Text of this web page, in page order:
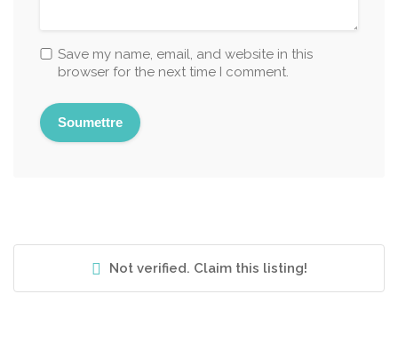
Save my name, email, and website in this
browser for the next time I comment.
Not verified. Claim this listing!